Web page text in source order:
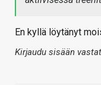
En kyllä löytänyt
Kirjaudu sisään